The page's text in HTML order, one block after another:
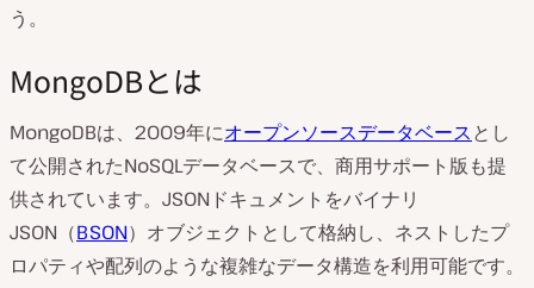
う。
MongoDBとは
MongoDBは、2009年にオープンソースデータベースとし
て公開されたNoSQLデータベースで、商用サポート版も提
供されています。JSONドキュメントをバイナリ
JSON（BSON）オブジェクトとして格納し、ネストしたプ
ロパティや配列のような複雑なデータ構造を利用可能です。